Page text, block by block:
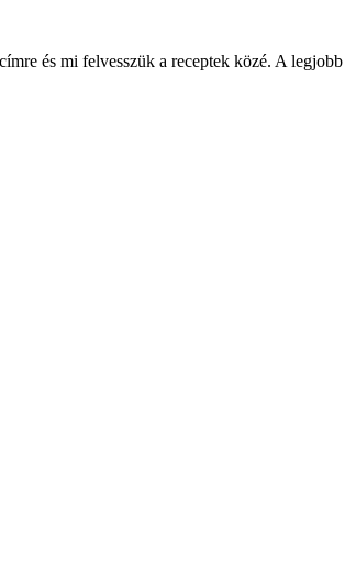
címre és mi felvesszük a receptek közé. A